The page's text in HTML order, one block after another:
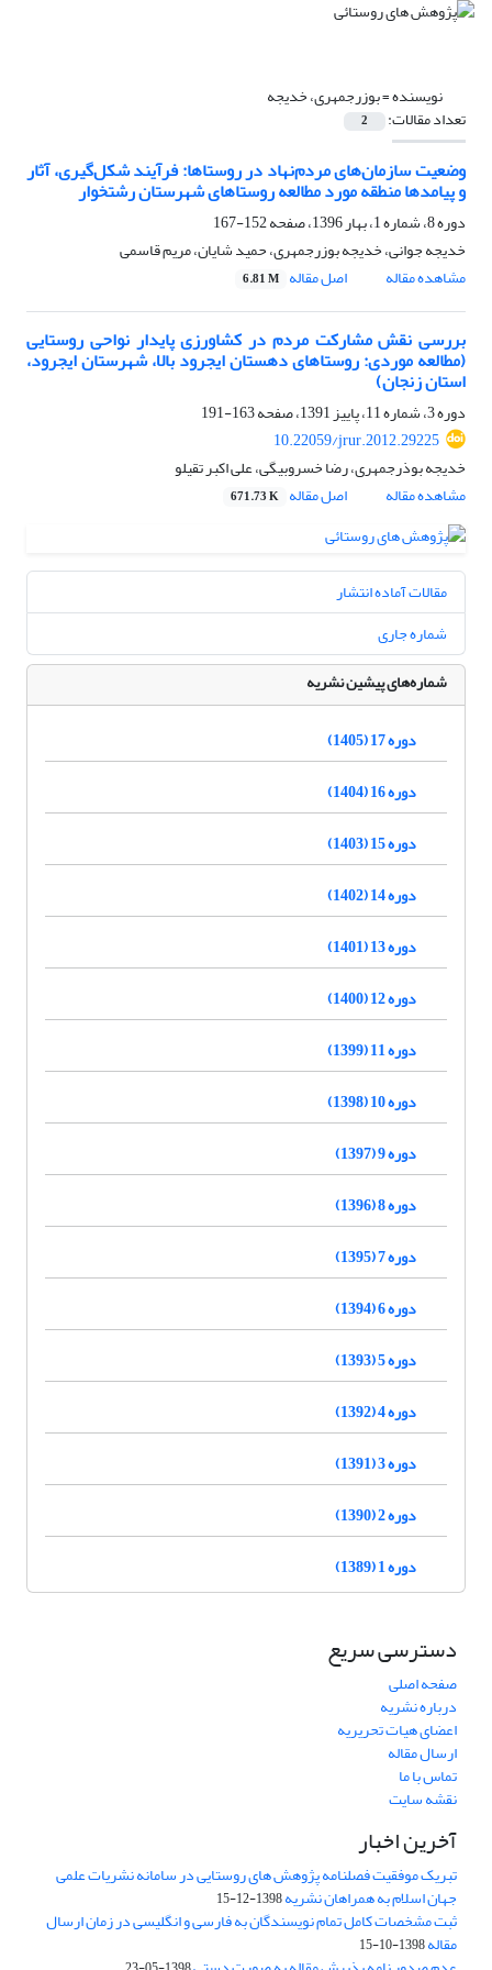
نویسنده =بوزرجمهری، خدیجه
تعداد مقالات: 2
وضعیت سازمان‌های مردم‌نهاد در روستاها: فرآیند شکل‌گیری، آثار
و پیامدها منطقه مورد مطالعه روستاهای شهرستان رشتخوار
دوره 8، شماره 1، بهار 1396، صفحه
152-167
خدیجه جوانی، خدیجه بوزرجمهری، حمید شایان، مریم قاسمی
مشاهده مقاله
اصل مقاله 6.81 M
بررسی نقش مشارکت مردم در کشاورزی پایدار نواحی روستایی
(مطالعه موردی: روستاهای دهستان ایجرود بالا، شهرستان ایجرود،
استان زنجان)
دوره 3، شماره 11، پاییز 1391، صفحه
163-191
10.22059/jrur.2012.29225
خدیجه بوذرجمهری، رضا خسروبیگی، علی اکبر تقیلو
مشاهده مقاله
اصل مقاله 671.73 K
مقالات آماده انتشار
شماره جاری
شماره‌های پیشین نشریه
دوره 17 (1405)
دوره 16 (1404)
دوره 15 (1403)
دوره 14 (1402)
دوره 13 (1401)
دوره 12 (1400)
دوره 11 (1399)
دوره 10 (1398)
دوره 9 (1397)
دوره 8 (1396)
دوره 7 (1395)
دوره 6 (1394)
دوره 5 (1393)
دوره 4 (1392)
دوره 3 (1391)
دوره 2 (1390)
دوره 1 (1389)
دسترسی سریع
صفحه اصلی
درباره نشریه
اعضای هیات تحریریه
ارسال مقاله
تماس با ما
نقشه سایت
آخرین اخبار
تبریک موفقیت فصلنامه پژوهش های روستایی در سامانه نشریات علمی
جهان اسلام به همراهان نشریه1398-12-15
ثبت مشخصات کامل تمام نویسندگان به فارسی و انگلیسی در زمان ارسال
مقاله1398-10-15